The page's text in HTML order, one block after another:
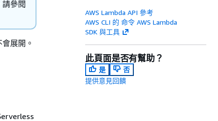
參閱
展開。
AWS Lambda API 參考
AWS CLI 的 命令 AWS Lambda
SDK 與工具
此頁面是否有幫助？
是
否
提供意見回饋